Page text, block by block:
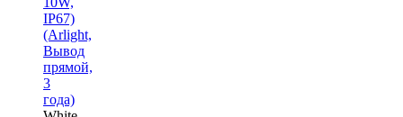
IP67)
(Arlight,
Вывод
прямой,
3
года)